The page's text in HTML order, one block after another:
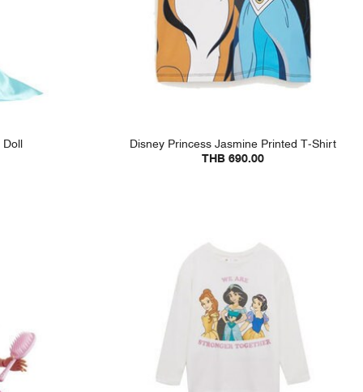
Disney Princess Jasmine Printed T-Shirt
THB 690.00